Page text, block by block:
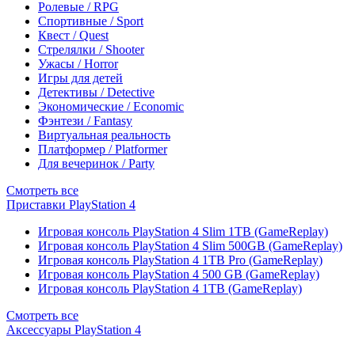
Ролевые / RPG
Спортивные / Sport
Квест / Quest
Стрелялки / Shooter
Ужасы / Horror
Игры для детей
Детективы / Detective
Экономические / Economic
Фэнтези / Fantasy
Виртуальная реальность
Платформер / Platformer
Для вечеринок / Party
Смотреть все
Приставки PlayStation 4
Игровая консоль PlayStation 4 Slim 1TB (GameReplay)
Игровая консоль PlayStation 4 Slim 500GB (GameReplay)
Игровая консоль PlayStation 4 1TB Pro (GameReplay)
Игровая консоль PlayStation 4 500 GB (GameReplay)
Игровая консоль PlayStation 4 1TB (GameReplay)
Смотреть все
Аксессуары PlayStation 4